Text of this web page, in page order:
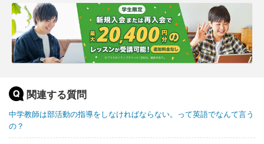
関連する質問
中学教師は部活動の指導をしなければならない。って英語でなんて言う
の？